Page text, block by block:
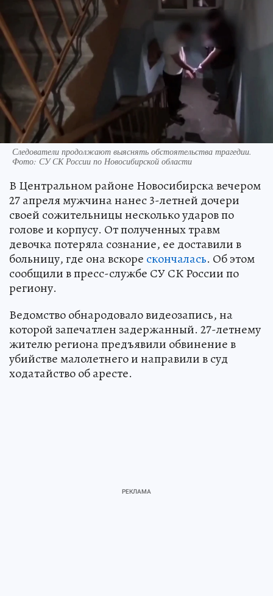
Следователи продолжают выяснять обстоятельства трагедии.
Фото: СУ СК России по Новосибирской области
В Центральном районе Новосибирска вечером
27 апреля мужчина нанес 3-летней дочери
своей сожительницы несколько ударов по
голове и корпусу. От полученных травм
девочка потеряла сознание, ее доставили в
больницу, где она вскоре скончалась. Об этом
сообщили в пресс-службе СУ СК России по
региону.
Ведомство обнародовало видеозапись, на
которой запечатлен задержанный. 27-летнему
жителю региона предъявили обвинение в
убийстве малолетнего и направили в суд
ходатайство об аресте.